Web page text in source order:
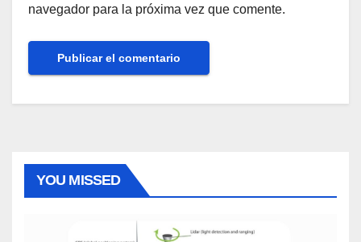
navegador para la próxima vez que comente.
YOU MISSED